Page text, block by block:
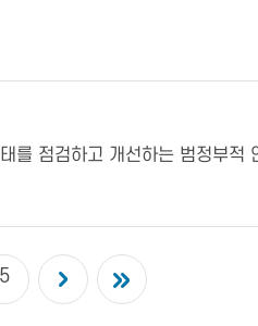
점검하고 개선하는 범정부적
5